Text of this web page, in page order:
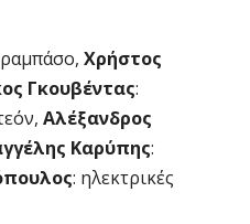
Χρήστος
Γκουβέντας:
Αλέξανδρος
Καρύπης:
: ηλεκτρικές